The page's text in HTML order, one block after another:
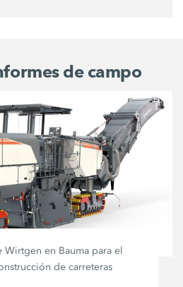
de campo
Wirtgen en Bauma para el
de carreteras